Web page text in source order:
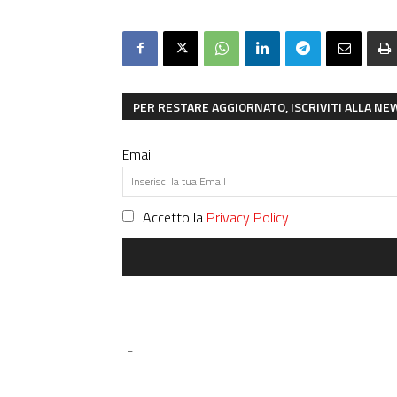
PER RESTARE AGGIORNATO, ISCRIVITI ALLA
Email
Accetto la Privacy Policy
-